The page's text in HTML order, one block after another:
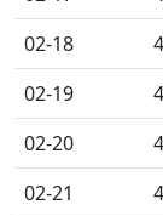
02-18
4
02-19
4
02-20
4
02-21
4